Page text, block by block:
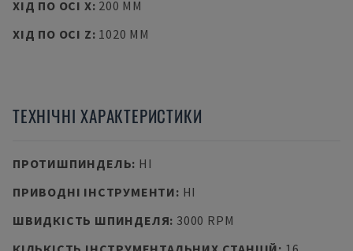
ХІД ПО ОСІ X: 200 MM
ХІД ПО ОСІ Z: 1020 MM
ТЕХНІЧНІ ХАРАКТЕРИСТИКИ
ПРОТИШПИНДЕЛЬ: НІ
ПРИВОДНІ ІНСТРУМЕНТИ: НІ
ШВИДКІСТЬ ШПИНДЕЛЯ: 3000 RPM